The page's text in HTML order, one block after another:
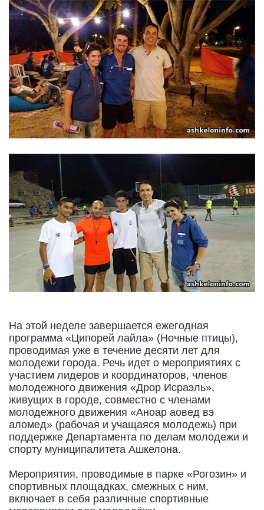
На этой неделе завершается ежегодная
программа «Ципорей лайла» (Ночные птицы),
проводимая уже в течение десяти лет для
молодежи города. Речь идет о мероприятиях с
участием лидеров и координаторов, членов
молодежного движения «Дрор Исраэль»,
живущих в городе, совместно с членами
молодежного движения «Аноар аовед вэ
аломед» (рабочая и учащаяся молодежь) при
поддержке Департамента по делам молодежи и
спорту муниципалитета Ашкелона.
Мероприятия, проводимые в парке «Рогозин» и
спортивных площадках, смежных с ним,
включает в себя различные спортивные